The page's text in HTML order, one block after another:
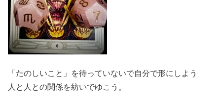
「たのしいこと」を待っていないで自分で形にしよう
人と人との関係を紡いでゆこう。